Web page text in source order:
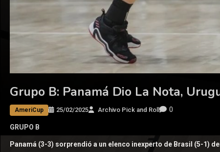
Grupo B: Panamá Dio La Nota,
AmeriCup 25/02/2025 Archivo Pick and Roll 0
GRUPO B
Panamá (3-3) sorprendió a un elenco inexperto de Brasil (5-1)